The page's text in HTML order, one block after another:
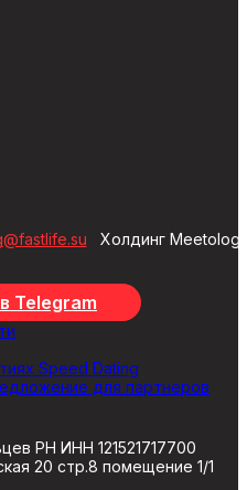
Холдинг
Telegram
Speed Dating
для партнеров
РН ИНН 121521717700
20 стр.8 помещение 1/1